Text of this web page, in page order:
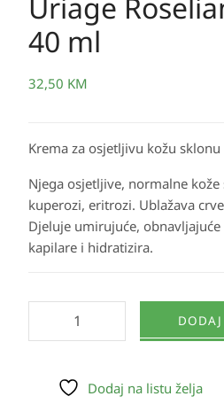
40 ml
32,50 KM
Krema za osjetljivu kožu
Njega osjetljive, normalne
kuperozi, eritrozi. Ublažava
Djeluje umirujuće,
kapilare i hidratizira.
Dodaj na listu želja